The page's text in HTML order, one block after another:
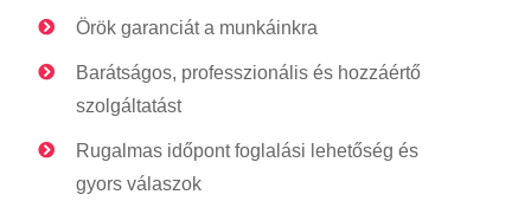
Örök garanciát a munkáinkra
Barátságos, professzionális és hozzáértő
szolgáltatást
Rugalmas időpont foglalási lehetőség és
gyors válaszok